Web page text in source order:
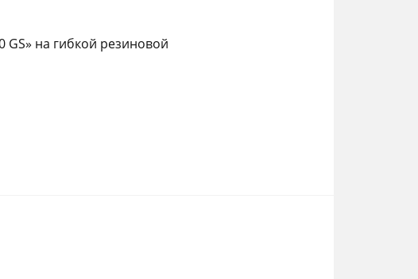
GS» на гибкой резиновой